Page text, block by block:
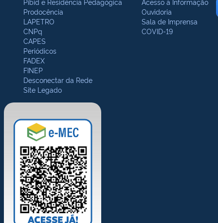
Prodocência
LAPETRO
CNPq
CAPES
Periódicos
FADEX
FINEP
Desconectar da Rede
Site Legado
Ouvidoria
Sala de Imprensa
COVID-19